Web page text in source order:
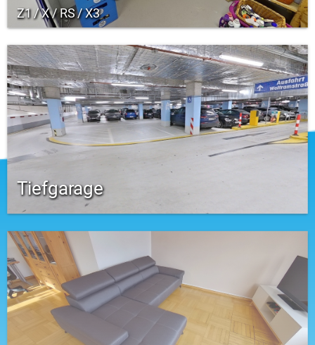
Z1 / X / RS / X3
Tiefgarage